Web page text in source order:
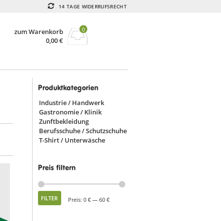
14 TAGE WIDERRUFSRECHT
zum Warenkorb
0,00€
0
Produktkategorien
Industrie / Handwerk
Gastronomie / Klinik
Zunftbekleidung
Berufsschuhe / Schutzschuhe
T-Shirt / Unterwäsche
Preis filtern
Min.
Max.
FILTER Preis:0 € —60 €